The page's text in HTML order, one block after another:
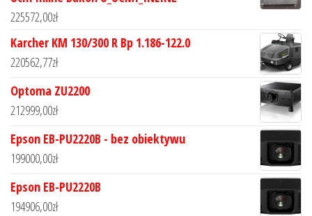
225572,00zł
Karcher KM 130/300 R Bp 1.186-122.0
220562,77zł
Optoma ZU2200
212999,00zł
Epson EB-PU2220B - bez obiektywu
199000,00zł
Epson EB-PU2220B
194906,00zł